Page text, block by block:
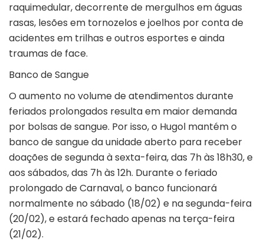
raquimedular, decorrente de mergulhos em águas
rasas, lesões em tornozelos e joelhos por conta de
acidentes em trilhas e outros esportes e ainda
traumas de face.
Banco de Sangue
O aumento no volume de atendimentos durante
feriados prolongados resulta em maior demanda
por bolsas de sangue. Por isso, o Hugol mantém o
banco de sangue da unidade aberto para receber
doações de segunda à sexta-feira, das 7h às 18h30, e
aos sábados, das 7h às 12h. Durante o feriado
prolongado de Carnaval, o banco funcionará
normalmente no sábado (18/02) e na segunda-feira
(20/02), e estará fechado apenas na terça-feira
(21/02).